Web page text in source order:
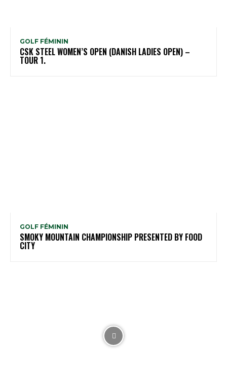
GOLF FÉMININ
CSK STEEL WOMEN’S OPEN (DANISH LADIES OPEN) –
TOUR 1.
GOLF FÉMININ
SMOKY MOUNTAIN CHAMPIONSHIP PRESENTED BY FOOD
CITY